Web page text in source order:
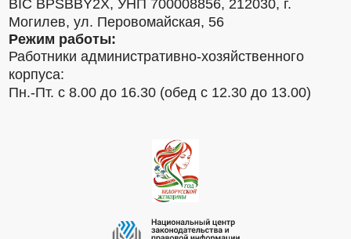
BIC BPSBBY2X, УНП 700008856, 212030, г.
Могилев, ул. Перовомайская, 56
Режим работы:
Работники административно-хозяйственного
корпуса:
Пн.-Пт. с 8.00 до 16.30 (обед с 12.30 до 13.00)